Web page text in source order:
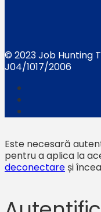
© 2023 Job Hunting
J04/1017/2006
Este necesară
pentru a aplica la
deconectare și